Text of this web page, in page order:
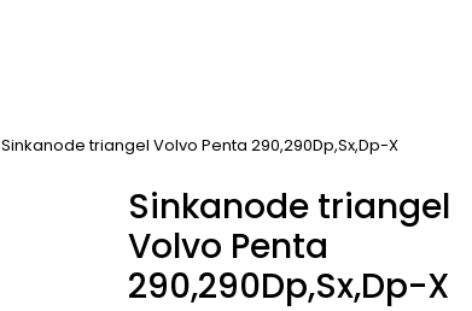
Sinkanode triangel Volvo Penta 290,290Dp,Sx,Dp-X
Sinkanode triangel
Volvo Penta
290,290Dp,Sx,Dp-X